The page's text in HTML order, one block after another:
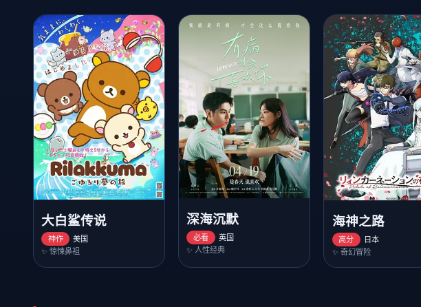
大白鲨传说
神作
美国
✨ 惊悚鼻祖
深海沉默
必看
英国
✨ 人性经典
海神之路
高分
日本
✨ 奇幻冒险